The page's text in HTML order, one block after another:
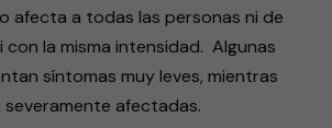
afecta a todas las personas ni de
con la misma intensidad. Algunas
síntomas muy leves, mientras
afectadas.